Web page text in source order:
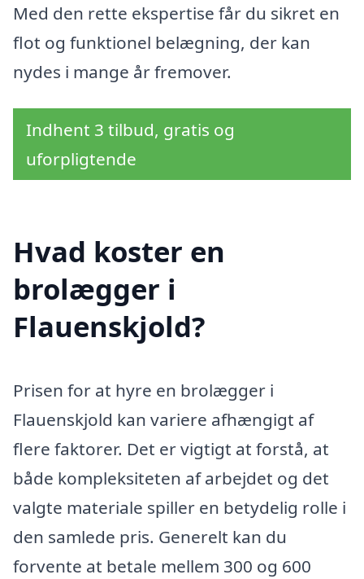
Med den rette ekspertise får du sikret en
flot og funktionel belægning, der kan
nydes i mange år fremover.
Indhent 3 tilbud, gratis og
uforpligtende
Hvad koster en
brolægger i
Flauenskjold?
Prisen for at hyre en brolægger i
Flauenskjold kan variere afhængigt af
flere faktorer. Det er vigtigt at forstå, at
både kompleksiteten af arbejdet og det
valgte materiale spiller en betydelig rolle i
den samlede pris. Generelt kan du
forvente at betale mellem 300 og 600